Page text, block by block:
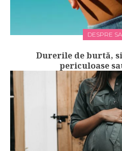
DESPRE
Durerile de burtă,
periculoase